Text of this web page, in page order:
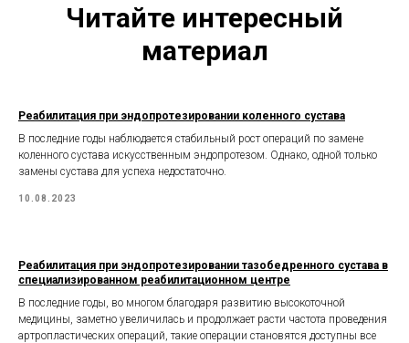
Читайте интересный
материал
Реабилитация при эндопротезировании коленного сустава
В последние годы наблюдается стабильный рост операций по замене
коленного сустава искусственным эндопротезом. Однако, одной только
замены сустава для успеха недостаточно.
10.08.2023
Реабилитация при эндопротезировании тазобедренного сустава в
специализированном реабилитационном центре
В последние годы, во многом благодаря развитию высокоточной
медицины, заметно увеличилась и продолжает расти частота проведения
артропластических операций, такие операции становятся доступны все